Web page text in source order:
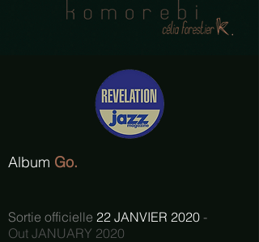
Album Go.
Sortie officielle 22 JANVIER 2020 -
Out JANUARY 2020